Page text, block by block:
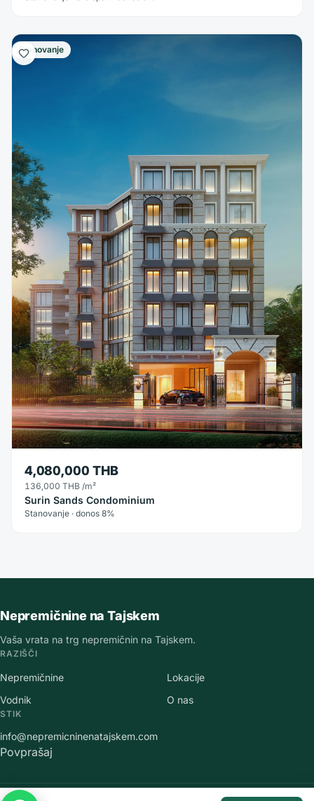
Stanovanje
4,080,000 THB
136,000 THB /m²
Surin Sands Condominium
Stanovanje · donos 8%
Nepremičnine na Tajskem
Vaša vrata na trg nepremičnin na Tajskem.
RAZIŠČI
Nepremičnine
Lokacije
Vodnik
O nas
STIK
info@nepremicninenatajskem.com
Povprašaj